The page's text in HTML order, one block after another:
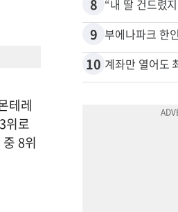
테레
위로
8위
8
9
10